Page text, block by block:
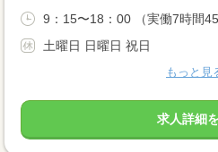
9：15〜18：00 （実働7時間
土曜日 日曜日 祝日
もっと見
求人詳細